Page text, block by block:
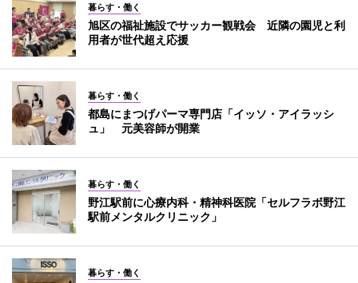
暮らす・働く
旭区の福祉施設でサッカー観戦会 近隣の園児と利
用者が世代超え応援
暮らす・働く
都島にまつげパーマ専門店「イッソ・アイラッシ
ュ」 元美容師が開業
暮らす・働く
野江駅前に心療内科・精神科医院「セルフラボ野江
駅前メンタルクリニック」
暮らす・働く